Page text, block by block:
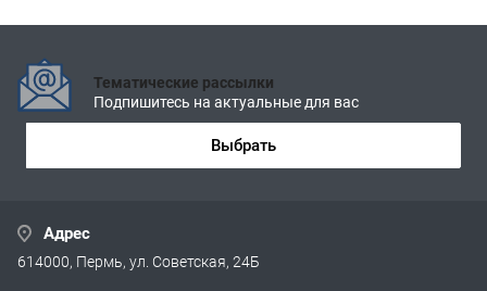
Тематические рассылки
Подпишитесь на актуальные для вас
Выбрать
Адрес
614000, Пермь, ул. Советская, 24Б